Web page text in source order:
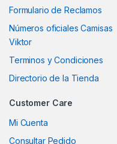
Formulario de Reclamos
Números oficiales Camisas
Viktor
Terminos y Condiciones
Directorio de la Tienda
Customer Care
Mi Cuenta
Consultar Pedido